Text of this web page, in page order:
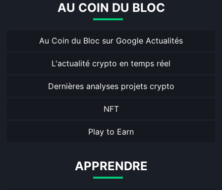
AU COIN DU BLOC
Au Coin du Bloc sur Google Actualités
L'actualité crypto en temps réel
Dernières analyses projets crypto
NFT
Play to Earn
APPRENDRE